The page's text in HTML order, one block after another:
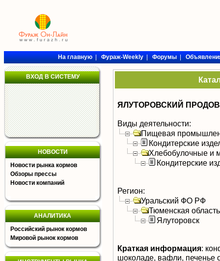
На главную|Фураж-Weekly|Форумы|
ВХОД В СИСТЕМУ
НОВОСТИ
Новости рынка кормов
Обзоры прессы
Новости компаний
АНАЛИТИКА
Российский рынок кормов
Мировой рынок кормов
ЯЛУТОРОВСКИЙ
Виды деятельности:
Пищевая
Кондитерские
Хлебобулочные и
Кондитерские
Регион:
Уральский ФО РФ
Тюменская область
Ялуторовск
Краткая информация:
шоколаде, вафли, печенье